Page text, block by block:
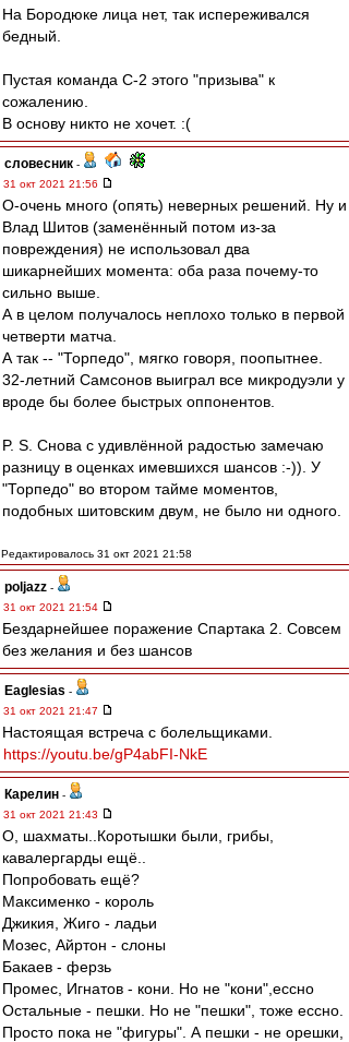
На Бородюке лица нет, так испереживался
бедный.
Пустая команда С-2 этого "призыва" к
сожалению.
В основу никто не хочет. :(
словесник -
31 окт 2021 21:56
О-очень много (опять) неверных решений. Ну и
Влад Шитов (заменённый потом из-за
повреждения) не использовал два
шикарнейших момента: оба раза почему-то
сильно выше.
А в целом получалось неплохо только в первой
четверти матча.
А так -- "Торпедо", мягко говоря, поопытнее.
32-летний Самсонов выиграл все микродуэли у
вроде бы более быстрых оппонентов.
P. S. Снова с удивлённой радостью замечаю
разницу в оценках имевшихся шансов :-)). У
"Торпедо" во втором тайме моментов,
подобных шитовским двум, не было ни одного.
Редактировалось 31 окт 2021 21:58
poljazz -
31 окт 2021 21:54
Бездарнейшее поражение Спартака 2. Совсем
без желания и без шансов
Eaglesias -
31 окт 2021 21:47
Настоящая встреча с болельщиками.
https://youtu.be/gP4abFI-NkE
Карелин -
31 окт 2021 21:43
О, шахматы..Коротышки были, грибы,
кавалергарды ещё..
Попробовать ещё?
Максименко - король
Джикия, Жиго - ладьи
Мозес, Айртон - слоны
Бакаев - ферзь
Промес, Игнатов - кони. Но не "кони",ессно
Остальные - пешки. Но не "пешки", тоже ессно.
Просто пока не "фигуры". А пешки - не орешки,